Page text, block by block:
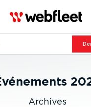
Archives